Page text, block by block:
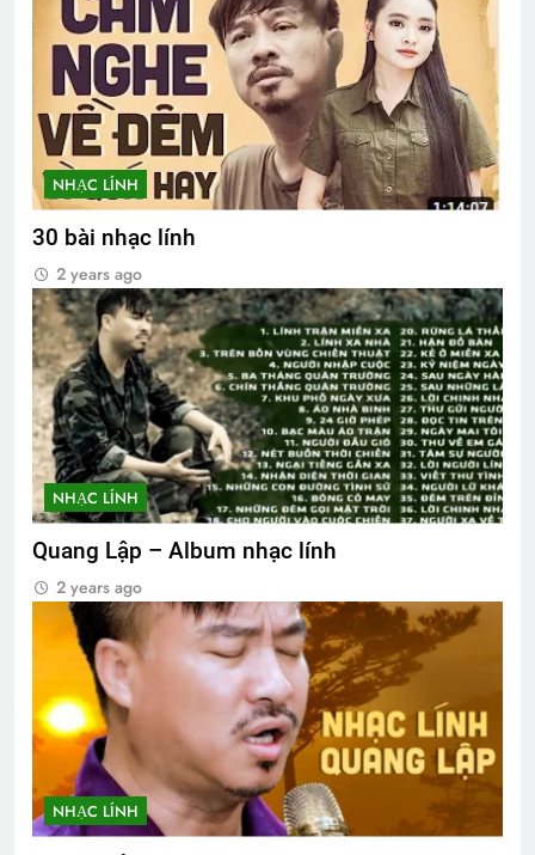
NHẠC LÍNH
30 bài nhạc lính
2 years ago
NHẠC LÍNH
Quang Lập – Album nhạc lính
2 years ago
NHẠC LÍNH